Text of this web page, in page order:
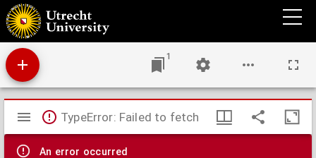
L'École, ou Méthode raisonnée pour la harpe
1
Mirador
viewer
TypeError: Failed to fetch
An error occurred